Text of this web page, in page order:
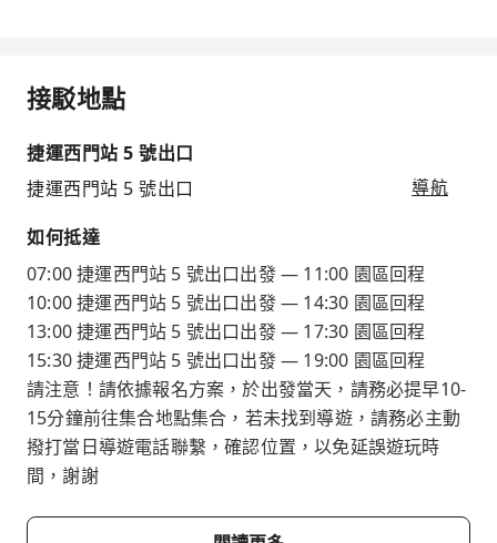
接駁地點
捷運西門站 5 號出口
捷運西門站 5 號出口
導航
如何抵達
07:00 捷運西門站 5 號出口出發 — 11:00 園區回程
10:00 捷運西門站 5 號出口出發 — 14:30 園區回程
13:00 捷運西門站 5 號出口出發 — 17:30 園區回程
15:30 捷運西門站 5 號出口出發 — 19:00 園區回程
請注意！請依據報名方案，於出發當天，請務必提早10-
15分鐘前往集合地點集合，若未找到導遊，請務必主動
撥打當日導遊電話聯繫，確認位置，以免延誤遊玩時
間，謝謝